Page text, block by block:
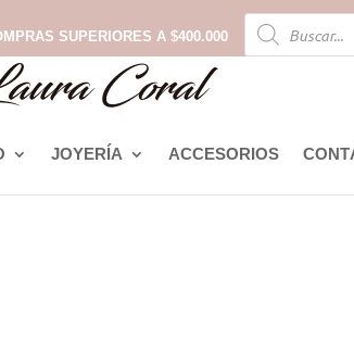
SUPERIORES A $400.000
Búsqueda
de
productos
JOYERÍA ACCESORIOS